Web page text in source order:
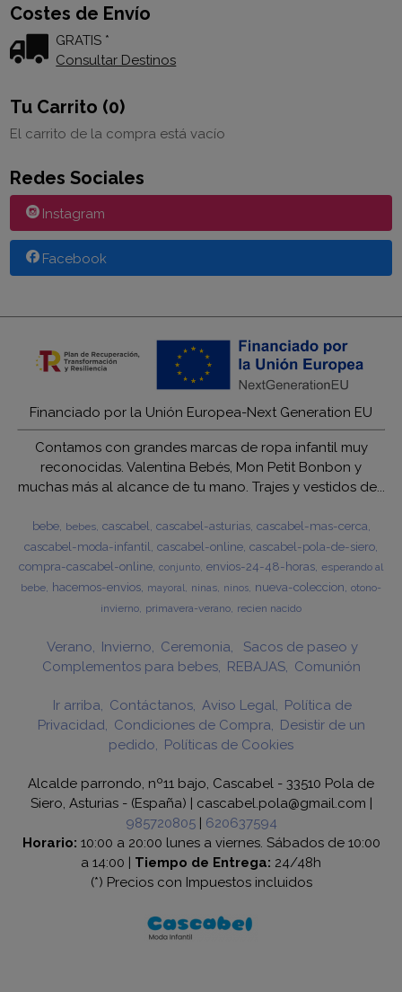
Costes de Envío
GRATIS *
Consultar Destinos
Tu Carrito (0)
El carrito de la compra está vacío
Redes Sociales
Instagram
Facebook
Financiado por la Unión Europea-Next Generation EU
Contamos con grandes marcas de ropa infantil muy
reconocidas. Valentina Bebés, Mon Petit Bonbon y
muchas más al alcance de tu mano. Trajes y vestidos de...
bebe bebes cascabel cascabel-asturias cascabel-mas-cerca
cascabel-moda-infantil cascabel-online cascabel-pola-de-siero
compra-cascabel-online conjunto envios-24-48-horas esperando al
bebe hacemos-envios mayoral ninas ninos nueva-coleccion otono-
invierno primavera-verano recien nacido
Verano Invierno Ceremonia
Sacos de paseo y
Complementos para bebes
REBAJAS Comunión
Ir arriba Contáctanos Aviso Legal
Política de
Privacidad
Condiciones de Compra
Desistir de un
pedido
Políticas de Cookies
Alcalde parrondo, nº11 bajo, Cascabel - 33510 Pola de
Siero, Asturias - (España) | cascabel.pola@gmail.com |
985720805| 620637594
Horario: 10:00 a 20:00 lunes a viernes. Sábados de 10:00
a 14:00 | Tiempo de Entrega: 24/48h
(*) Precios con Impuestos incluidos